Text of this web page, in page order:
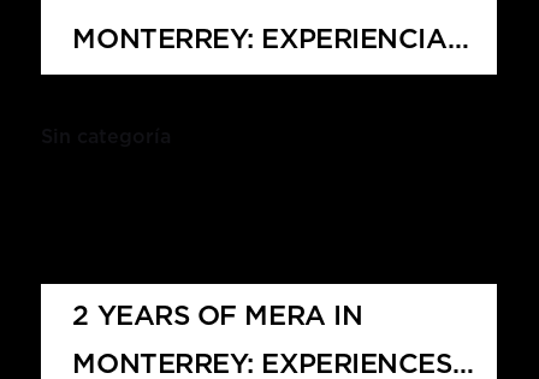
MONTERREY: EXPERIENCIAS
2 YEARS OF MERA IN
MONTERREY: EXPERIENCES